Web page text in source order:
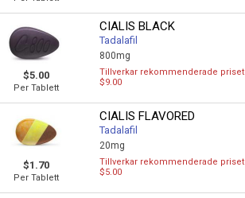
$5.00
Per Tablett
CIALIS BLACK
Tadalafil
800mg
Tillverkar rekommenderade priset
$9.00
$1.70
Per Tablett
CIALIS FLAVORED
Tadalafil
20mg
Tillverkar rekommenderade priset
$5.00